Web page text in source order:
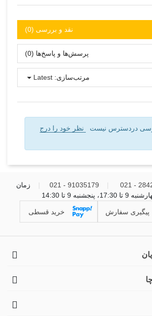
نقد و بررسی‌‌ (0)
پرسش‌ها و پاسخ‌ها (0)
مرتب‌سازی: Latest
دردسترس نیست
نظر خود را درج
91035179 - 021
زمان
9 تا 14:30
پیگیری سفارش خرید قسطی